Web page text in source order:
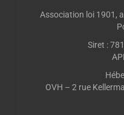
Association loi 1901,
Siret :
OVH – 2 rue